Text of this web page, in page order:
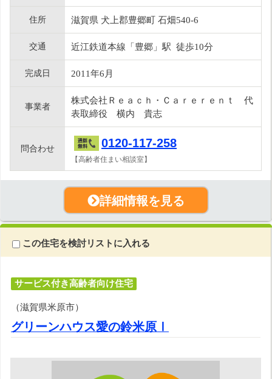
住所 滋賀県 犬上郡豊郷町 石畑540-6
交通 近江鉄道本線「豊郷」駅 徒歩10分
完成日 2011年6月
事業者
株式会社Ｒｅａｃｈ・Ｃａｒｅｒｅｎｔ 代
表取締役 横内 貴志
問合わせ 0120-117-258
【高齢者住まい相談室】
詳細情報を見る
この住宅を検討リストに入れる
サービス付き高齢者向け住宅
（滋賀県米原市）
グリーンハウス愛の鈴米原Ⅰ